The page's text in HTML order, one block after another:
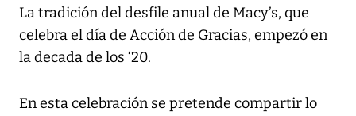
La tradición del desfile anual de Macy’s, que
celebra el día de Acción de Gracias, empezó en
la decada de los ‘20.
En esta celebración se pretende compartir lo